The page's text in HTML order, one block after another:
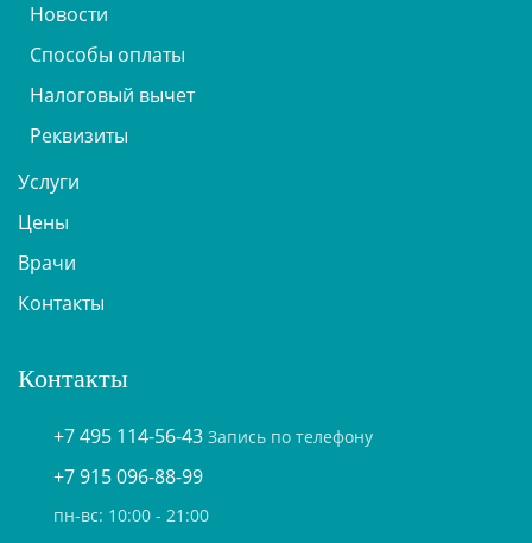
Новости
Способы оплаты
Налоговый вычет
Реквизиты
Услуги
Цены
Врачи
Контакты
Контакты
+7 495 114-56-43 Запись по телефону
+7 915 096-88-99
пн-вс: 10:00 - 21:00